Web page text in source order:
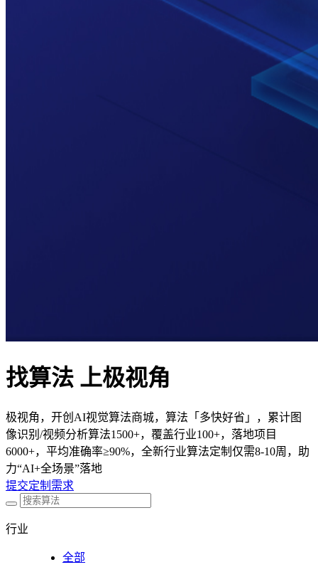
找算法 上极视角
极视角，开创AI视觉算法商城，算法「多快好省」，累计图
像识别/视频分析算法1500+，覆盖行业100+，落地项目
6000+，平均准确率≥90%，全新行业算法定制仅需8-10周，助
力“AI+全场景”落地
提交定制需求
行业
全部